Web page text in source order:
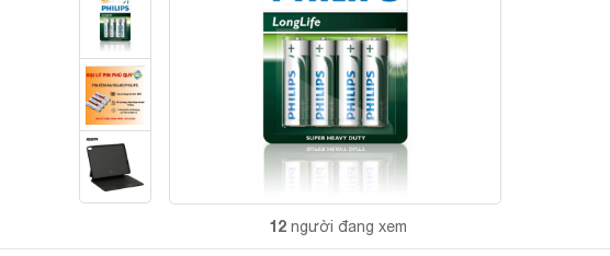
12 người đang xem